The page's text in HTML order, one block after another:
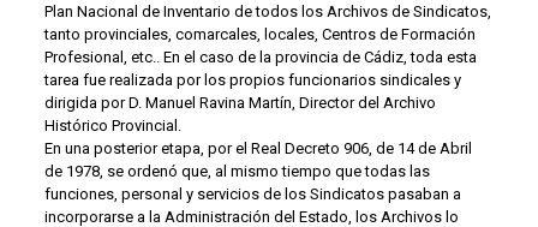
Plan Nacional de Inventario de todos los Archivos de Sindicatos,
tanto provinciales, comarcales, locales, Centros de Formación
Profesional, etc.. En el caso de la provincia de Cádiz, toda esta
tarea fue realizada por los propios funcionarios sindicales y
dirigida por D. Manuel Ravina Martín, Director del Archivo
Histórico Provincial.
En una posterior etapa, por el Real Decreto 906, de 14 de Abril
de 1978, se ordenó que, al mismo tiempo que todas las
funciones, personal y servicios de los Sindicatos pasaban a
incorporarse a la Administración del Estado, los Archivos lo